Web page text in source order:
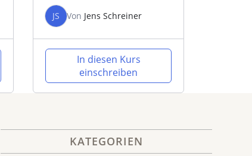
– Intensiv Workshop
JS Von Jens Schreiner
In diesen Kurs
einschreiben
KATEGORIEN